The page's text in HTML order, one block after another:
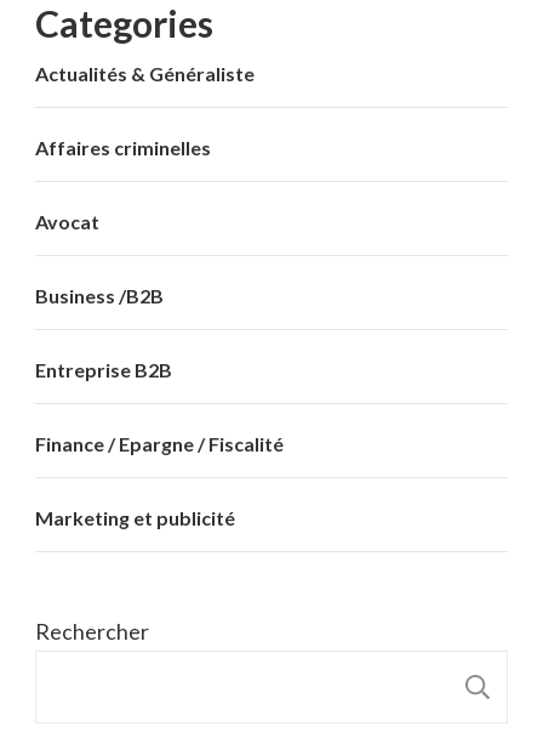
Categories
Actualités & Généraliste
Affaires criminelles
Avocat
Business /B2B
Entreprise B2B
Finance / Epargne / Fiscalité
Marketing et publicité
Rechercher